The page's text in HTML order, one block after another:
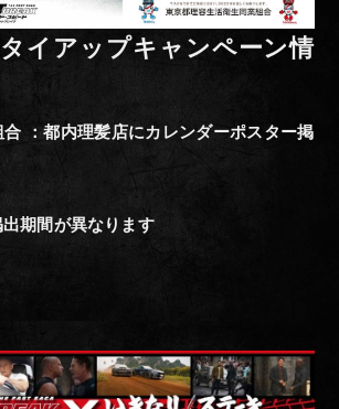
イアップキャンペーン情
：都内理髪店にカレンダーポスター掲
期間が異なります